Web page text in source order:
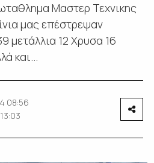
Μαστερ Τεχνικης
μας επέστρεψαν
μετάλλια 12 Χρυσα 16
και...
08:56